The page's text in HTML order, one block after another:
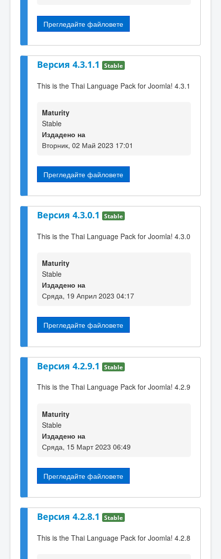
Прегледайте файловете
Версия 4.3.1.1 Stable
This is the Thai Language Pack for Joomla! 4.3.1
Maturity
Stable
Издадено на
Вторник, 02 Май 2023 17:01
Прегледайте файловете
Версия 4.3.0.1 Stable
This is the Thai Language Pack for Joomla! 4.3.0
Maturity
Stable
Издадено на
Сряда, 19 Април 2023 04:17
Прегледайте файловете
Версия 4.2.9.1 Stable
This is the Thai Language Pack for Joomla! 4.2.9
Maturity
Stable
Издадено на
Сряда, 15 Март 2023 06:49
Прегледайте файловете
Версия 4.2.8.1 Stable
This is the Thai Language Pack for Joomla! 4.2.8